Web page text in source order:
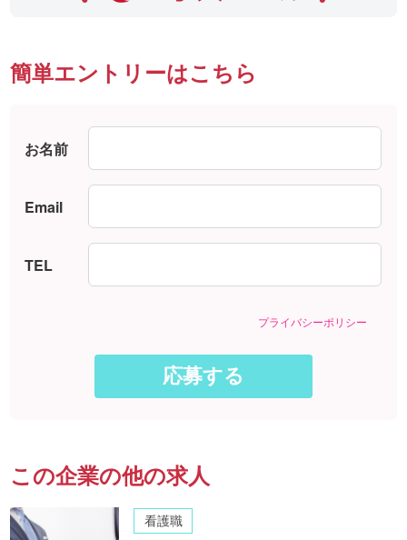
簡単エントリーはこちら
お名前
Email
TEL
プライバシーポリシー
この企業の他の求人
看護職